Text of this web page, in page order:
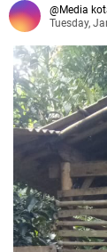
Media
Tuesday,